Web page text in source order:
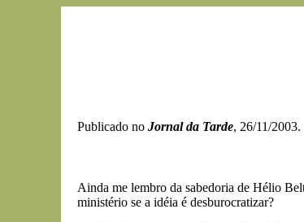
Publicado no Jornal da Tarde, 26/11/2003.
Ainda me lembro da sabedoria de Hélio
ministério se a idéia é desburocratizar?